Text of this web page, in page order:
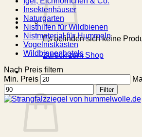
Es befinden sich keine
Zurück zum Shop
Insektenhäuser
Naturgarten
Nisthilfen für Wildbienen
Nistmaterial für Hummeln
Vogelnistkästen
Wildbienenhotels
Nach Preis filtern
Min. Preis
Filter